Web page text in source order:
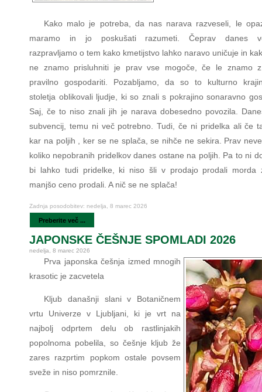
Kako malo je potreba, da nas narava razveseli, le
maramo in jo poskušati razumeti. Čeprav danes
razpravljamo o tem kako kmetijstvo lahko naravo uničuje in
ne znamo prisluhniti je prav vse mogoče, če le znamo
pravilno gospodariti. Pozabljamo, da so to kulturno
stoletja oblikovali ljudje, ki so znali s pokrajino sonaravno
Saj, če to niso znali jih je narava dobesedno povozila.
subvencij, temu ni več potrebno. Tudi, če ni pridelka ali če
kar na poljih , ker se ne splača, se nihče ne sekira. Prav
koliko nepobranih pridelkov danes ostane na poljih. Pa to ni
bi lahko tudi pridelke, ki niso šli v prodajo prodali morda
manjšo ceno prodali. A nič se ne splača!
Zadnja posodobitev: nedelja, 8 marec 2026
Preberite več ...
JAPONSKE ČEŠNJE SPOMLADI 2026
nedelja, 8 marec 2026
Prva japonska češnja izmed mnogih
krasotic je zacvetela
Kljub današnji slani v Botaničnem
vrtu Univerze v Ljubljani, ki je vrt na
najbolj odprtem delu ob rastlinjakih
popolnoma pobelila, so češnje kljub že
zares razprtim popkom ostale povsem
sveže in niso pomrznile.